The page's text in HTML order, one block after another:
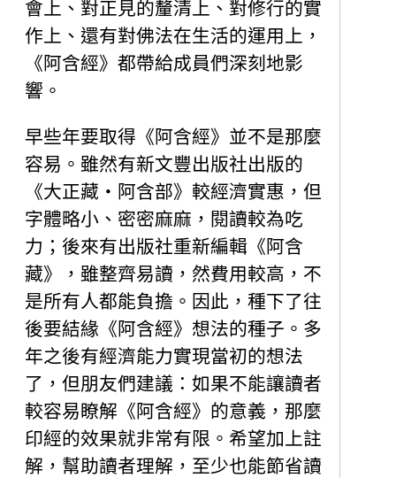
會上、對正見的釐清上、對修行的實
作上、還有對佛法在生活的運用上，
《阿含經》都帶給成員們深刻地影
響。
早些年要取得《阿含經》並不是那麼
容易。雖然有新文豐出版社出版的
《大正藏‧阿含部》較經濟實惠，但
字體略小、密密麻麻，閱讀較為吃
力；後來有出版社重新編輯《阿含
藏》，雖整齊易讀，然費用較高，不
是所有人都能負擔。因此，種下了往
後要結緣《阿含經》想法的種子。多
年之後有經濟能力實現當初的想法
了，但朋友們建議：如果不能讓讀者
較容易瞭解《阿含經》的意義，那麼
印經的效果就非常有限。希望加上註
解，幫助讀者理解，至少也能節省讀